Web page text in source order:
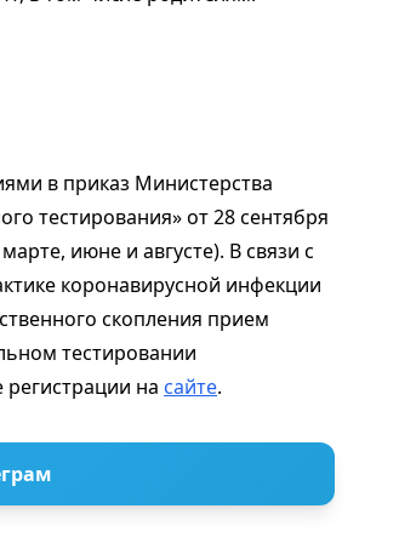
в приказ Министерства
тестирования» от 28 сентября
июне и августе). В связи с
коронавирусной инфекции
скопления прием
тестировании
регистрации на сайте.